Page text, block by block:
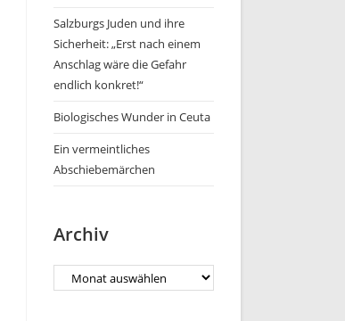
Salzburgs Juden und ihre
Sicherheit: „Erst nach einem
Anschlag wäre die Gefahr
endlich konkret!“
Biologisches Wunder in Ceuta
Ein vermeintliches
Abschiebemärchen
Archiv
Archiv